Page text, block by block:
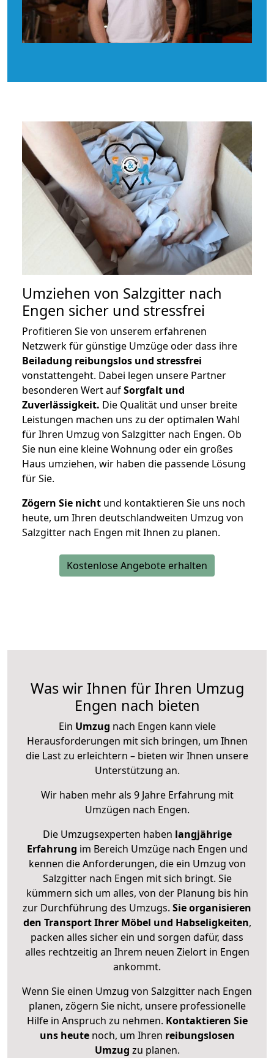
Umziehen von Salzgitter nach
Engen sicher und stressfrei
Profitieren Sie von unserem erfahrenen
Netzwerk für günstige Umzüge oder dass ihre
Beiladung reibungslos und stressfrei
vonstattengeht. Dabei legen unsere Partner
besonderen Wert aufSorgfalt und
Zuverlässigkeit. Die Qualität und unser breite
Leistungen machen uns zu der optimalen Wahl
für Ihren Umzug von Salzgitter nach Engen. Ob
Sie nun eine kleine Wohnung oder ein großes
Haus umziehen, wir haben die passende Lösung
für Sie.
Zögern Sie nicht und kontaktieren Sie uns noch
heute, um Ihren deutschlandweiten Umzug von
Salzgitter nach Engen mit Ihnen zu planen.
Kostenlose Angebote erhalten
Was wir Ihnen für Ihren Umzug
Engen nach bieten
Ein Umzug nach Engen kann viele
Herausforderungen mit sich bringen, um Ihnen
die Last zu erleichtern – bieten wir Ihnen unsere
Unterstützung an.
Wir haben mehr als 9 Jahre Erfahrung mit
Umzügen nach Engen.
Die Umzugsexperten haben langjährige
Erfahrung im Bereich Umzüge nach Engen und
kennen die Anforderungen, die ein Umzug von
Salzgitter nach Engen mit sich bringt. Sie
kümmern sich um alles, von der Planung bis hin
zur Durchführung des Umzugs. Sie organisieren
den Transport Ihrer Möbel und Habseligkeiten,
packen alles sicher ein und sorgen dafür, dass
alles rechtzeitig an Ihrem neuen Zielort in Engen
ankommt.
Wenn Sie einen Umzug von Salzgitter nach Engen
planen, zögern Sie nicht, unsere professionelle
Hilfe in Anspruch zu nehmen. Kontaktieren Sie
uns heutenoch, um Ihren reibungslosen
Umzug zu planen.